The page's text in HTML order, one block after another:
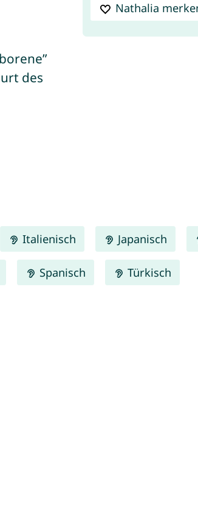
Nathalia
des
Italienisch Japanisch
Spanisch Türkisch